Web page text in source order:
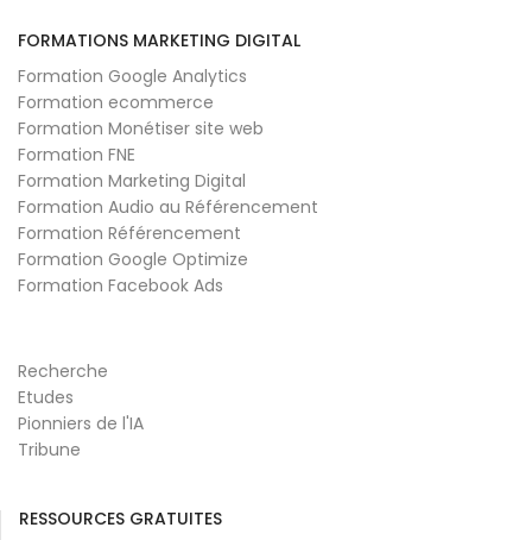
FORMATIONS MARKETING DIGITAL
Formation Google Analytics
Formation ecommerce
Formation Monétiser site web
Formation FNE
Formation Marketing Digital
Formation Audio au Référencement
Formation Référencement
Formation Google Optimize
Formation Facebook Ads
Recherche
Etudes
Pionniers de l'IA
Tribune
RESSOURCES GRATUITES